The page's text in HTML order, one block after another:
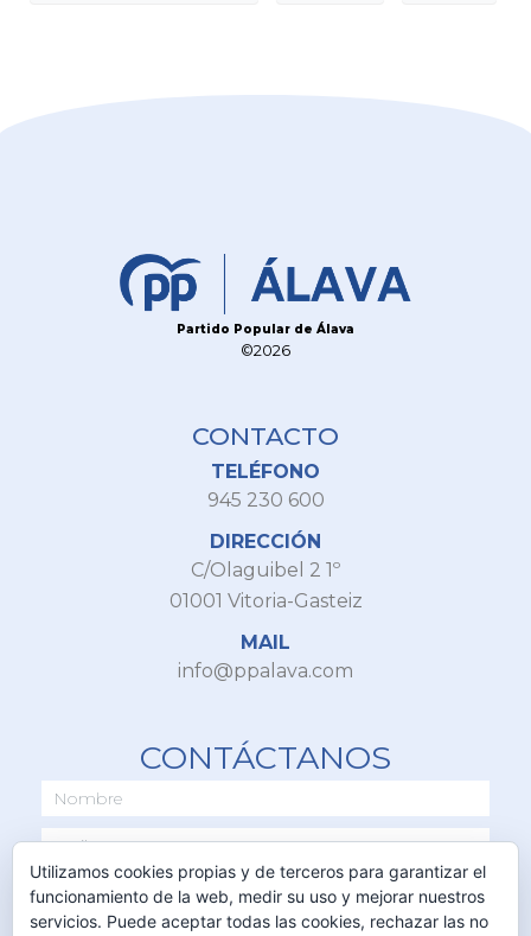
Partido Popular de Álava
©2026
CONTACTO
TELÉFONO
945 230 600
DIRECCIÓN
C/Olaguibel 2 1º
01001 Vitoria-Gasteiz
MAIL
info@ppalava.com
CONTÁCTANOS
Utilizamos cookies propias y de terceros para garantizar el
funcionamiento de la web, medir su uso y mejorar nuestros
servicios. Puede aceptar todas las cookies, rechazar las no